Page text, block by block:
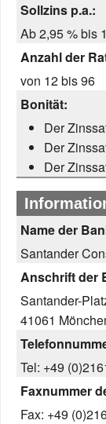
Sollzins p.a.:
Ab 2,95 % bis
Anzahl der
von 12 bis 96
Bonität:
Der
Der
Der
Name der
Santander
Anschrift der
Santander-
41061
Tel: +49
Faxnummer
Fax: +49